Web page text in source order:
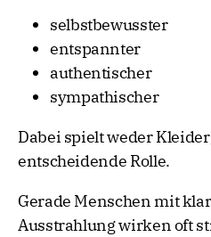
selbstbewusster
entspannter
authentischer
sympathischer
Dabei spielt weder
entscheidende Rolle.
Gerade Menschen mit
Ausstrahlung wirken oft